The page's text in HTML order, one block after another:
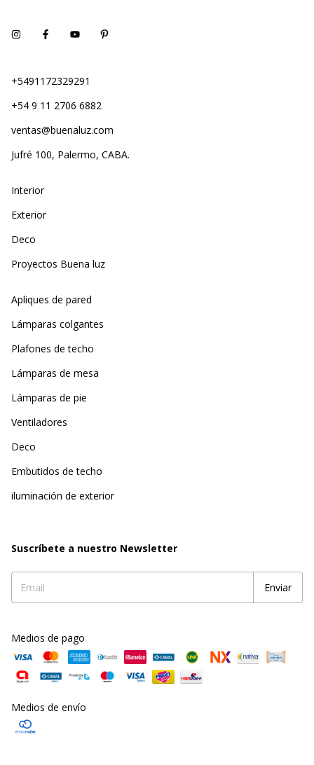
+5491172329291
+54 9 11 2706 6882
ventas@buenaluz.com
Jufré 100, Palermo, CABA.
Interior
Exterior
Deco
Proyectos Buena luz
Apliques de pared
Lámparas colgantes
Plafones de techo
Lámparas de mesa
Lámparas de pie
Ventiladores
Deco
Embutidos de techo
iluminación de exterior
Suscríbete a nuestro Newsletter
Medios de pago
Medios de envío